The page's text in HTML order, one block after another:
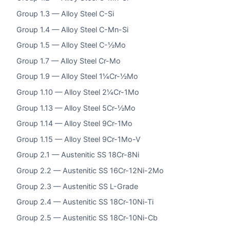
Group 1.3 — Alloy Steel C-Si
Group 1.4 — Alloy Steel C-Mn-Si
Group 1.5 — Alloy Steel C-½Mo
Group 1.7 — Alloy Steel Cr-Mo
Group 1.9 — Alloy Steel 1¼Cr-½Mo
Group 1.10 — Alloy Steel 2¼Cr-1Mo
Group 1.13 — Alloy Steel 5Cr-½Mo
Group 1.14 — Alloy Steel 9Cr-1Mo
Group 1.15 — Alloy Steel 9Cr-1Mo-V
Group 2.1 — Austenitic SS 18Cr-8Ni
Group 2.2 — Austenitic SS 16Cr-12Ni-2Mo
Group 2.3 — Austenitic SS L-Grade
Group 2.4 — Austenitic SS 18Cr-10Ni-Ti
Group 2.5 — Austenitic SS 18Cr-10Ni-Cb